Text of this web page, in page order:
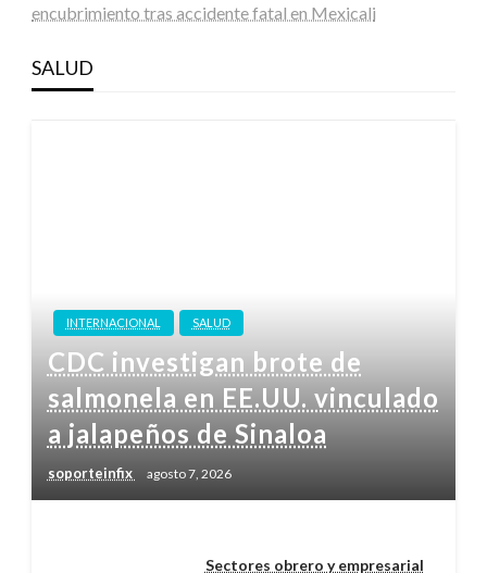
encubrimiento tras accidente fatal en Mexicali
SALUD
INTERNACIONAL SALUD
CDC investigan brote de
salmonela en EE.UU. vinculado
a jalapeños de Sinaloa
soporteinfix agosto 7, 2026
Sectores obrero y empresarial